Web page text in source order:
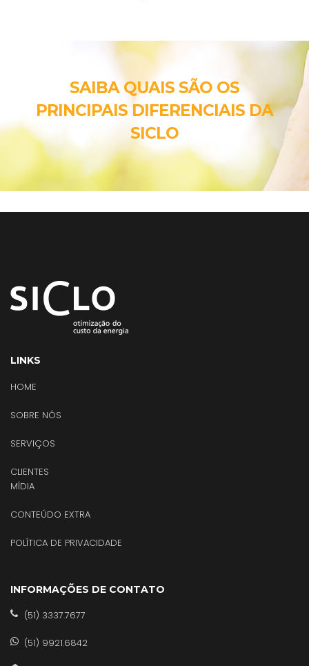
SAIBA QUAIS SÃO OS
PRINCIPAIS DIFERENCIAIS DA
SICLO
LINKS
HOME
SOBRE NÓS
SERVIÇOS
CLIENTES
MÍDIA
CONTEÚDO EXTRA
POLÍTICA DE PRIVACIDADE
INFORMAÇÕES DE CONTATO
(51) 3337.7677
(51) 9921.6842